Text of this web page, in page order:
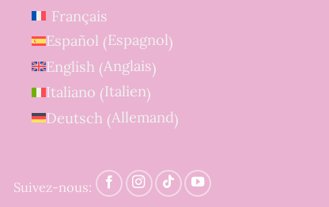
Français
Español (Espagnol)
English (Anglais)
Italiano (Italien)
Deutsch (Allemand)
Suivez-nous: